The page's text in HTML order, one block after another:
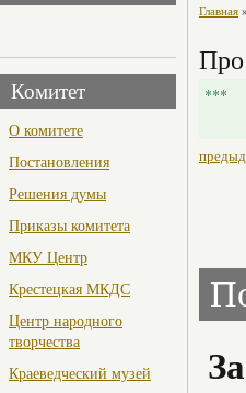
Комитет
О комитете
Постановления
Решения думы
Приказы комитета
МКУ Центр
Крестецкая МКДС
Центр народного
творчества
Краеведческий музей
Главная »
***